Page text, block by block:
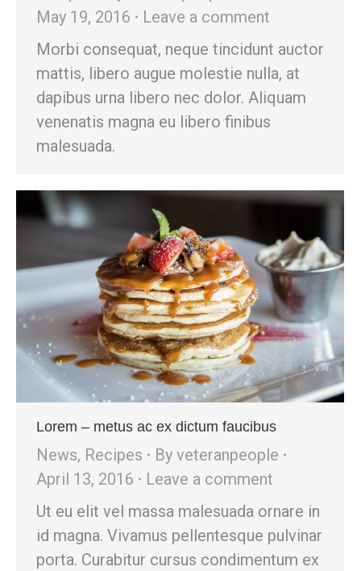
May 19, 2016
Leave a comment
Morbi consequat, neque tincidunt auctor
mattis, libero augue molestie nulla, at
dapibus urna libero nec dolor. Aliquam
venenatis magna eu libero finibus
malesuada.
Lorem – metus ac ex dictum faucibus
News, Recipes By veteranpeople
April 13, 2016
Leave a comment
Ut eu elit vel massa malesuada ornare in
id magna. Vivamus pellentesque pulvinar
porta. Curabitur cursus condimentum ex